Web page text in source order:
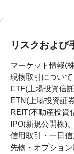
リスクおよび
マーケット情報(
現物取引について
ETF(上場投資信
ETN(上場投資証
REIT(不動産投資
IPO(新規公開株)
信用取引・一日
先物・オプショ